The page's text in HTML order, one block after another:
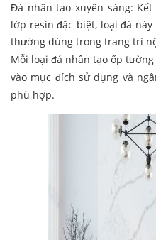
Đá nhân tạo xuyên sáng:
lớp resin đặc biệt, loại đá
thường dùng trong trang trí
Mỗi loại đá nhân tạo ốp
vào mục đích sử dụng và
phù hợp.